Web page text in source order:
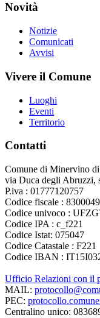
Novità
Notizie
Comunicati
Avvisi
Vivere il Comune
Luoghi
Eventi
Territorio
Contatti
Comune di Minervino
via Duca degli Abruzzi,
P.iva : 01777120757
Codice fiscale :
Codice univoco :
Codice IPA : c_f221
Codice Istat: 075047
Codice Catastale : F221
Codice IBAN :
Ufficio Relazioni con il
MAIL:
PEC:
Centralino unico: